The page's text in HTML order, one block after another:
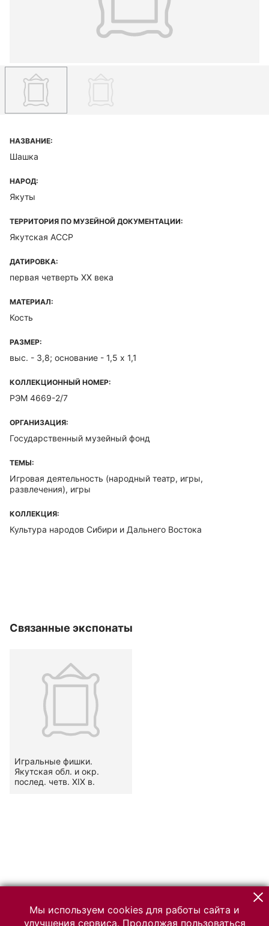
НАЗВАНИЕ:
Шашка
НАРОД:
Якуты
ТЕРРИТОРИЯ ПО МУЗЕЙНОЙ ДОКУМЕНТАЦИИ:
Якутская ACCP
ДАТИРОВКА:
первая четверть ХХ века
МАТЕРИАЛ:
Кость
РАЗМЕР:
выс. - 3,8; основание - 1,5 х 1,1
КОЛЛЕКЦИОННЫЙ НОМЕР:
РЭМ 4669-2/7
ОРГАНИЗАЦИЯ:
Государственный музейный фонд
ТЕМЫ:
Игровая деятельность (народный театр, игры,
развлечения), игры
КОЛЛЕКЦИЯ:
Культура народов Сибири и Дальнего Востока
Связанные экспонаты
Игральные фишки.
Якутская обл. и окр.
послед. четв. XIX в.
Мы используем cookies для работы сайта и
улучшения сервиса. Продолжая пользоваться